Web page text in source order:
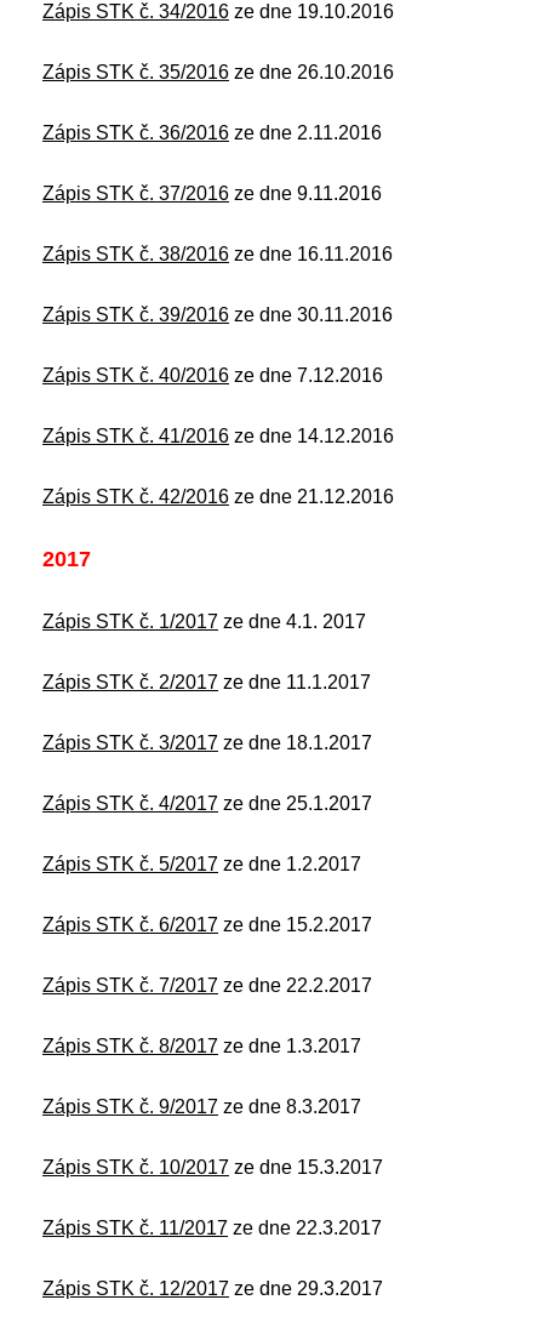
Zápis STK č. 34/2016 ze dne 19.10.2016
Zápis STK č. 35/2016 ze dne 26.10.2016
Zápis STK č. 36/2016 ze dne 2.11.2016
Zápis STK č. 37/2016 ze dne 9.11.2016
Zápis STK č. 38/2016 ze dne 16.11.2016
Zápis STK č. 39/2016 ze dne 30.11.2016
Zápis STK č. 40/2016 ze dne 7.12.2016
Zápis STK č. 41/2016 ze dne 14.12.2016
Zápis STK č. 42/2016 ze dne 21.12.2016
2017
Zápis STK č. 1/2017 ze dne 4.1. 2017
Zápis STK č. 2/2017 ze dne 11.1.2017
Zápis STK č. 3/2017 ze dne 18.1.2017
Zápis STK č. 4/2017 ze dne 25.1.2017
Zápis STK č. 5/2017 ze dne 1.2.2017
Zápis STK č. 6/2017 ze dne 15.2.2017
Zápis STK č. 7/2017 ze dne 22.2.2017
Zápis STK č. 8/2017 ze dne 1.3.2017
Zápis STK č. 9/2017 ze dne 8.3.2017
Zápis STK č. 10/2017 ze dne 15.3.2017
Zápis STK č. 11/2017 ze dne 22.3.2017
Zápis STK č. 12/2017 ze dne 29.3.2017